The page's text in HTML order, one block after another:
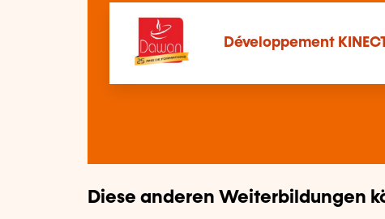
Développement
Diese anderen Weiterbildungen